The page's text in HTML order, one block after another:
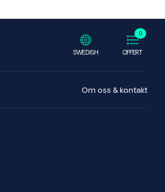
0
OFFERT
SWEDISH
Om oss & kontakt